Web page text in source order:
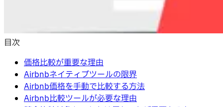
目次
価格比較が重要な理由
Airbnbネイティブツールの限界
Airbnb価格を手動で比較する方法
Airbnb比較ツールが必要な理由